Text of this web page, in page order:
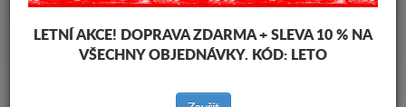
Kryt pod motor Mercedes ML
LETNÍ AKCE! DOPRAVA ZDARMA + SLEVA 10 % NA
VŠECHNY OBJEDNÁVKY. KÓD: LETO